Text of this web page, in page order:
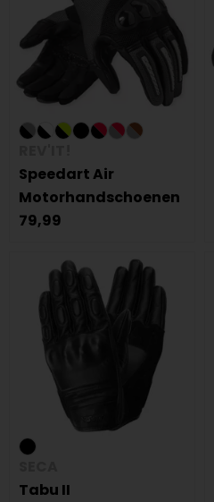
Speedart Air
Motorhandschoenen
79,99
Tabu II